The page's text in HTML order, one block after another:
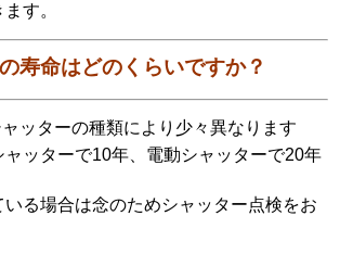
す。
寿命はどのくらいですか？
ッターの種類により少々異なります
ャッターで10年、電動シャッターで20年
いる場合は念のためシャッター点検をお